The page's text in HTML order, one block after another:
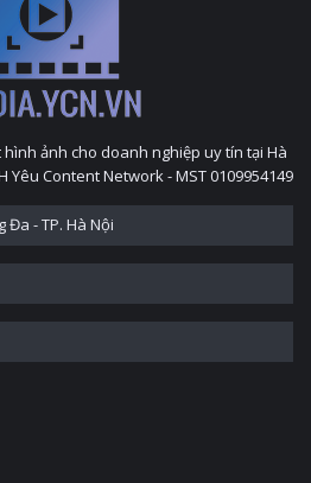
hình ảnh cho doanh nghiệp uy tín tại Hà
Yêu Content Network - MST 0109954149
Đa - TP. Hà Nội